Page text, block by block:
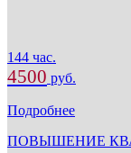
144 час.
4500 руб.
Подробнее
ПОВЫШЕНИЕ